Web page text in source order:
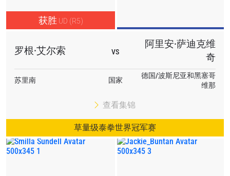
获胜 UD (R5)
罗根·艾尔索 VS
阿里安·萨迪克维
奇
苏里南 国家
德国/波斯尼亚和黑塞哥
维那
查看集锦
草量级泰拳世界冠军赛